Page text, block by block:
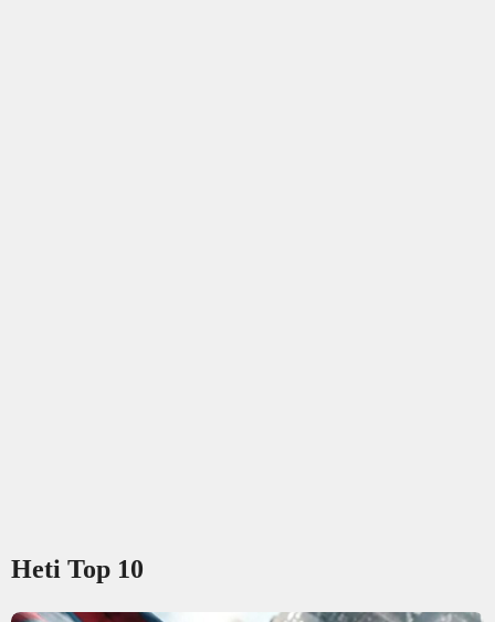
Heti Top 10